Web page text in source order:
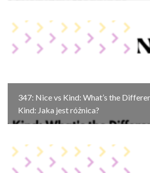
347: Nice vs Kind: What’s the
Kind: Jaka jest różnica?